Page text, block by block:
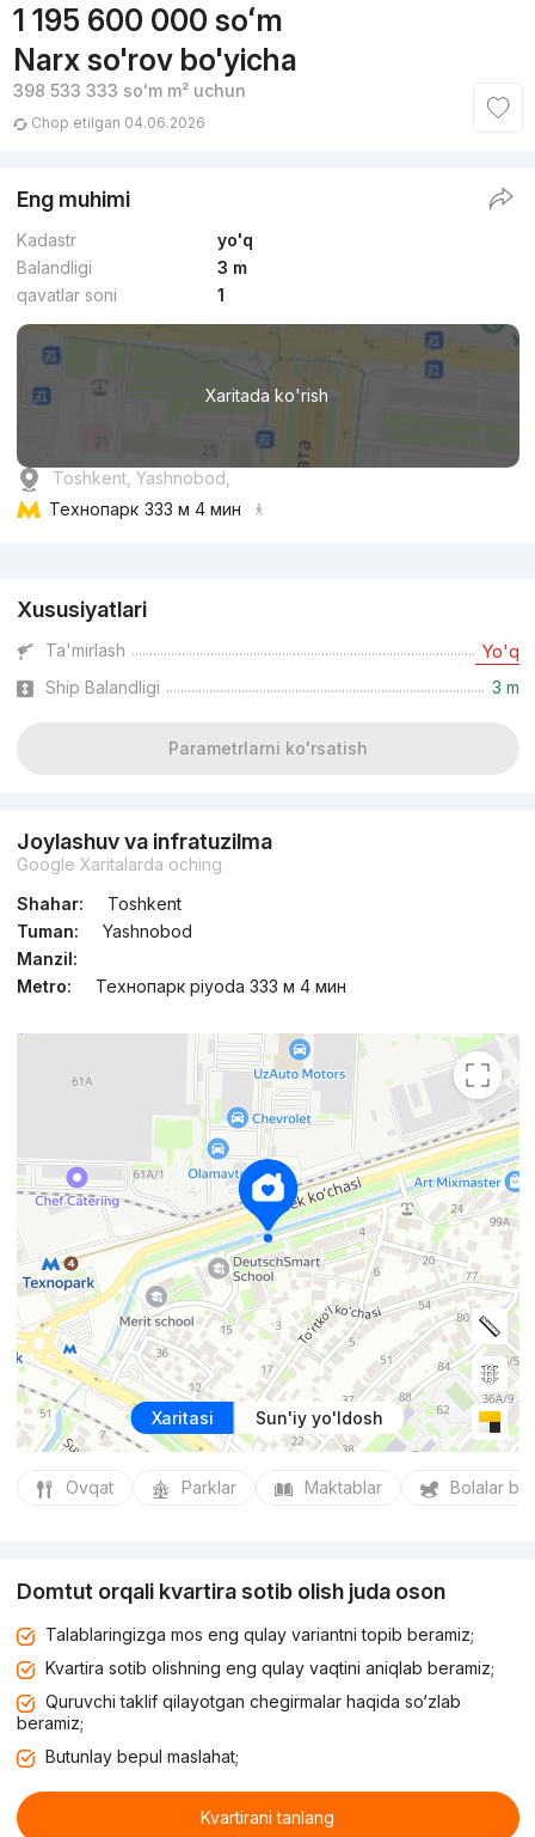
1 195 600 000 soʻm
Narx so'rov bo'yicha
398 533 333 soʻmm² uchun
Chop etilgan 04.06.2026
Eng muhimi
Kadastr
yo'q
Balandligi
3 m
qavatlar soni
1
Xaritada ko'rish
Toshkent, Yashnobod,
Технопарк 333 м 4 мин
Xususiyatlari
Ta'mirlash Yo'q
Ship Balandligi 3 m
Parametrlarni ko'rsatish
Joylashuv va infratuzilma
Google Xaritalarda oching
Shahar:
Toshkent
Tuman:
Yashnobod
Manzil:
Metro:
Технопарк piyoda 333 м 4 мин
Xaritasi Sun'iy yo'ldosh
Ovqat Parklar Maktablar Bolalar
Domtut orqali kvartira sotib olish juda oson
Talablaringizga mos eng qulay variantni topib beramiz;
Kvartira sotib olishning eng qulay vaqtini aniqlab beramiz;
Quruvchi taklif qilayotgan chegirmalar haqida so‘zlab
beramiz;
Butunlay bepul maslahat;
Kvartirani tanlang